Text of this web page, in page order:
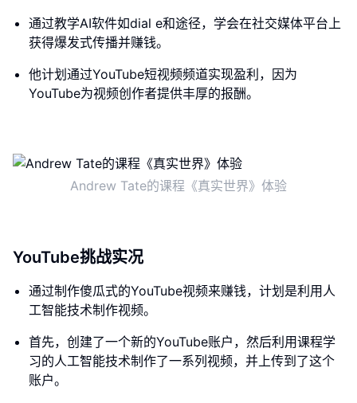
通过教学AI软件如dial e和途径，学会在社交媒体平台上
获得爆发式传播并赚钱。
他计划通过YouTube短视频频道实现盈利，因为
YouTube为视频创作者提供丰厚的报酬。
Andrew Tate的课程《真实世界》体验
YouTube挑战实况
通过制作傻瓜式的YouTube视频来赚钱，计划是利用人
工智能技术制作视频。
首先，创建了一个新的YouTube账户，然后利用课程学
习的人工智能技术制作了一系列视频，并上传到了这个
账户。